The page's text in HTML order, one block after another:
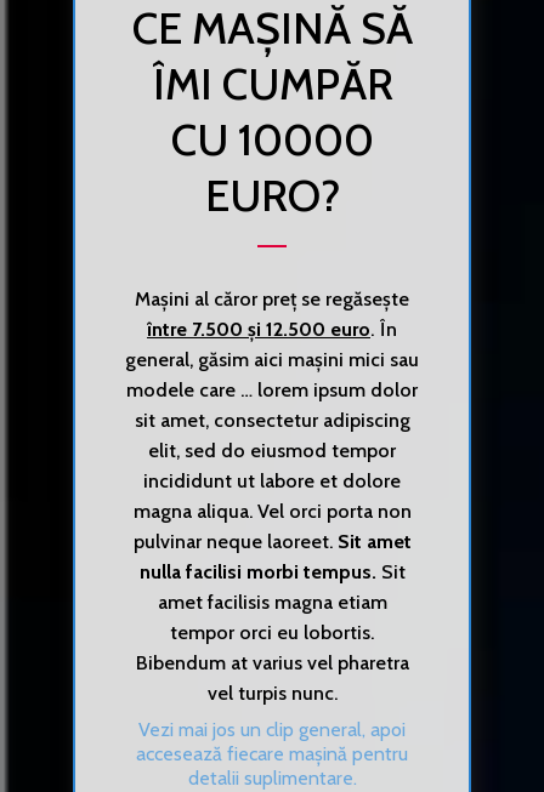
CE MAȘINĂ SĂ
ÎMI CUMPĂR
CU 10000
EURO?
Mașini al căror preț se regăsește
între 7.500 și 12.500 euro. În
general, găsim aici mașini mici sau
modele care … lorem ipsum dolor
sit amet, consectetur adipiscing
elit, sed do eiusmod tempor
incididunt ut labore et dolore
magna aliqua. Vel orci porta non
pulvinar neque laoreet. Sit amet
nulla facilisi morbi tempus. Sit
amet facilisis magna etiam
tempor orci eu lobortis.
Bibendum at varius vel pharetra
vel turpis nunc.
Vezi mai jos un clip general, apoi
accesează fiecare mașină pentru
detalii suplimentare.